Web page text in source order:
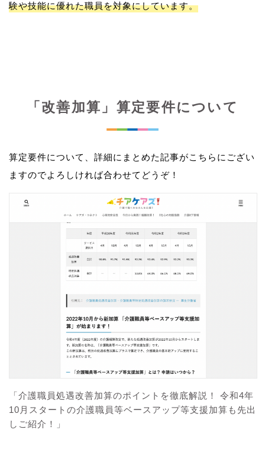
験や技能に優れた職員を対象にしています。
「改善加算」算定要件について
算定要件について、詳細にまとめた記事がこちらにござい
ますのでよろしければ合わせてどうぞ！
「介護職員処遇改善加算のポイントを徹底解説！ 令和4年
10月スタートの介護職員等ベースアップ等支援加算も先出
しご紹介！」